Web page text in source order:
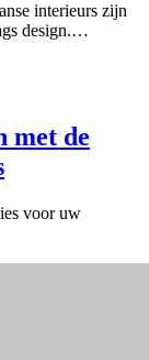
interieurs zijn
design.…
met de
voor uw